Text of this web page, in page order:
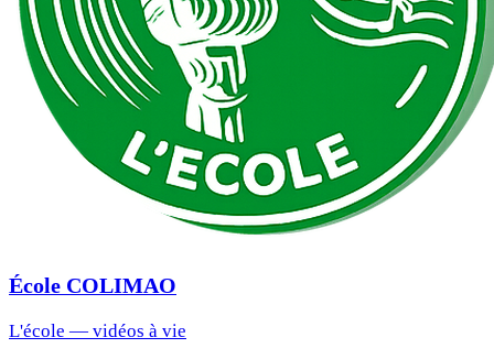
École COLIMAO
L'école — vidéos à vie